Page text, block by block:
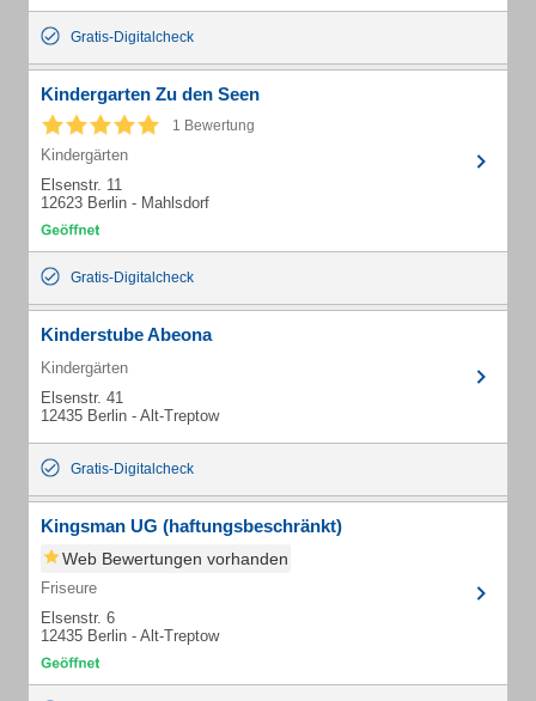
Gratis-Digitalcheck
Kindergarten Zu den Seen
1 Bewertung
Kindergärten
Elsenstr. 11
12623 Berlin - Mahlsdorf
Gratis-Digitalcheck
Kinderstube Abeona
Kindergärten
Elsenstr. 41
12435 Berlin - Alt-Treptow
Gratis-Digitalcheck
Kingsman UG (haftungsbeschränkt)
Web Bewertungen vorhanden
Friseure
Elsenstr. 6
12435 Berlin - Alt-Treptow